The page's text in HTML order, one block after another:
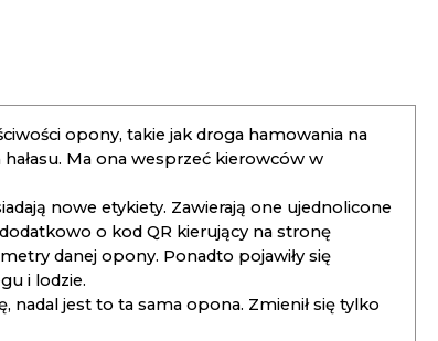
opony, takie jak droga hamowania na
Ma ona wesprzeć kierowców w
nowe etykiety. Zawierają one ujednolicone
o kod QR kierujący na stronę
danej opony. Ponadto pojawiły się
i lodzie.
jest to ta sama opona. Zmienił się tylko